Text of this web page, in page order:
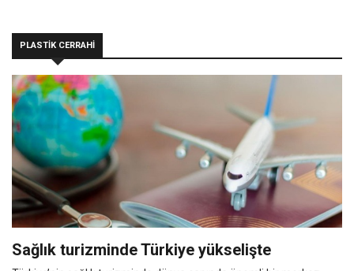
PLASTİK CERRAHİ
Sağlık turizminde Türkiye yükselişte